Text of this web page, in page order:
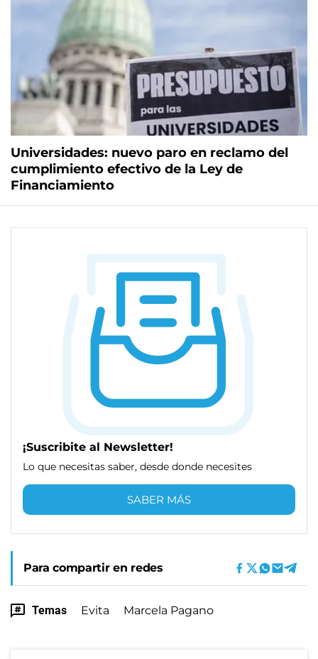
Universidades: nuevo paro en reclamo del
cumplimiento efectivo de la Ley de
Financiamiento
¡Suscribite al Newsletter!
Lo que necesitas saber, desde donde necesites
SABER MÁS
Para compartir en redes
Temas Evita Marcela Pagano